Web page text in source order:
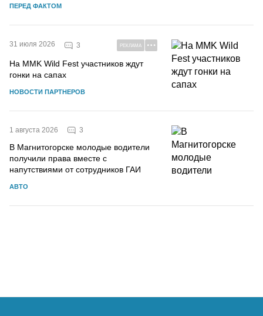
ПЕРЕД ФАКТОМ
31 июля 2026 3 РЕКЛАМА
На MMK Wild Fest участников ждут
гонки на сапах
НОВОСТИ ПАРТНЕРОВ
1 августа 2026 3
В Магнитогорске молодые водители
получили права вместе с
напутствиями от сотрудников ГАИ
АВТО